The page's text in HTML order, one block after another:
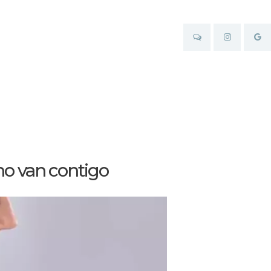
van contigo